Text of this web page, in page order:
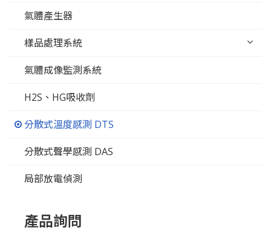
氣體產生器
樣品處理系統
氣體成像監測系統
H2S、HG吸收劑
分散式溫度感測 DTS
分散式聲學感測 DAS
局部放電偵測
產品詢問